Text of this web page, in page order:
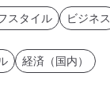
スタイル ビジネス
経済（国内）